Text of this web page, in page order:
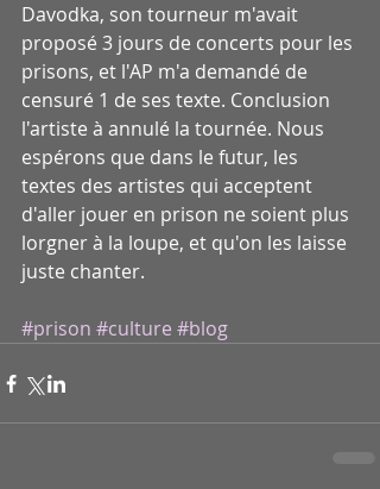
Davodka, son tourneur m'avait
proposé 3 jours de concerts pour les
prisons, et l'AP m'a demandé de
censuré 1 de ses texte. Conclusion
l'artiste à annulé la tournée. Nous
espérons que dans le futur, les
textes des artistes qui acceptent
d'aller jouer en prison ne soient plus
lorgner à la loupe, et qu'on les laisse
juste chanter.
#prison #culture #blog